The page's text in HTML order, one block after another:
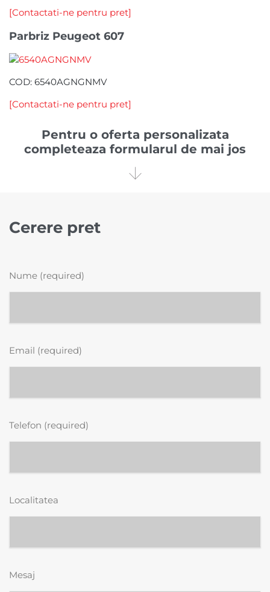
[Contactati-ne pentru pret]
Parbriz Peugeot 607
COD: 6540AGNGNMV
[Contactati-ne pentru pret]
Pentru o oferta personalizata
completeaza formularul de mai jos

Cerere pret
Nume (required)
Email (required)
Telefon (required)
Localitatea
Mesaj